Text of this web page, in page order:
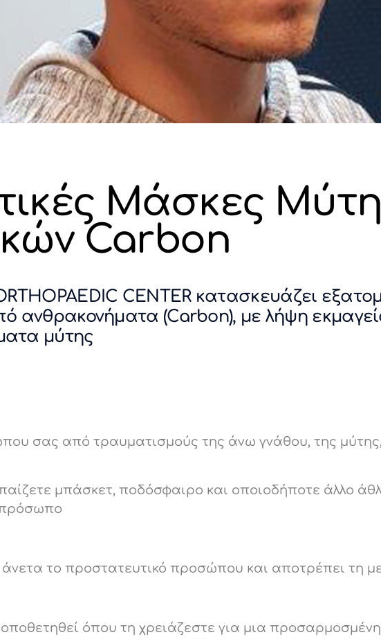
Μάσκες
Carbon
CENTER κατασκευάζει
ανθρακονήματα (Carbon), με λήψη
μύτης
σας από τραυματισμούς της άνω γνάθου, της
μπάσκετ, ποδόσφαιρο και οποιοδήποτε άλλο
πρόσωπο
άνετα το προστατευτικό προσώπου και αποτρέπει τη
όπου τη χρειάζεστε για μια